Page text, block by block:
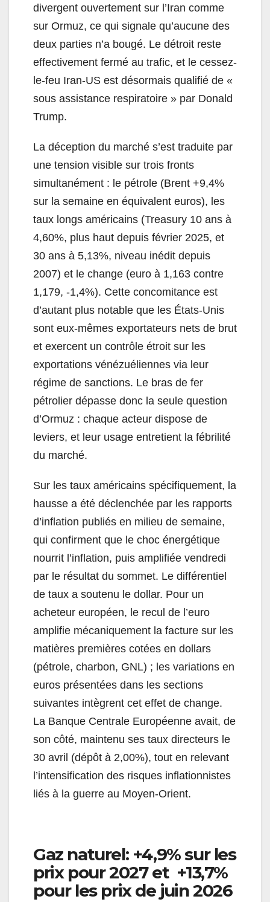
divergent ouvertement sur l’Iran comme
sur Ormuz, ce qui signale qu’aucune des
deux parties n’a bougé. Le détroit reste
effectivement fermé au trafic, et le cessez-
le-feu Iran-US est désormais qualifié de «
sous assistance respiratoire » par Donald
Trump.
La déception du marché s’est traduite par
une tension visible sur trois fronts
simultanément : le pétrole (Brent +9,4%
sur la semaine en équivalent euros), les
taux longs américains (Treasury 10 ans à
4,60%, plus haut depuis février 2025, et
30 ans à 5,13%, niveau inédit depuis
2007) et le change (euro à 1,163 contre
1,179, -1,4%). Cette concomitance est
d’autant plus notable que les États-Unis
sont eux-mêmes exportateurs nets de brut
et exercent un contrôle étroit sur les
exportations vénézuéliennes via leur
régime de sanctions. Le bras de fer
pétrolier dépasse donc la seule question
d’Ormuz : chaque acteur dispose de
leviers, et leur usage entretient la fébrilité
du marché.
Sur les taux américains spécifiquement, la
hausse a été déclenchée par les rapports
d’inflation publiés en milieu de semaine,
qui confirment que le choc énergétique
nourrit l’inflation, puis amplifiée vendredi
par le résultat du sommet. Le différentiel
de taux a soutenu le dollar. Pour un
acheteur européen, le recul de l’euro
amplifie mécaniquement la facture sur les
matières premières cotées en dollars
(pétrole, charbon, GNL) ; les variations en
euros présentées dans les sections
suivantes intègrent cet effet de change.
La Banque Centrale Européenne avait, de
son côté, maintenu ses taux directeurs le
30 avril (dépôt à 2,00%), tout en relevant
l’intensification des risques inflationnistes
liés à la guerre au Moyen-Orient.
Gaz naturel: +4,9% sur les
prix pour 2027 et +13,7%
pour les prix de juin 2026